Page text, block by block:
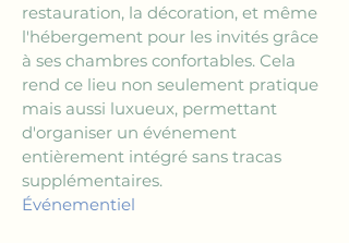
restauration, la décoration, et même
l'hébergement pour les invités grâce
à ses chambres confortables. Cela
rend ce lieu non seulement pratique
mais aussi luxueux, permettant
d'organiser un événement
entièrement intégré sans tracas
supplémentaires.
Événementiel